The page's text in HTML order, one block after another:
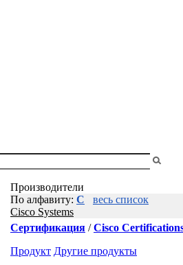
Производители
По алфавиту: C
весь список
Cisco Systems
Сертификация /Cisco
Продукт Другие продукты